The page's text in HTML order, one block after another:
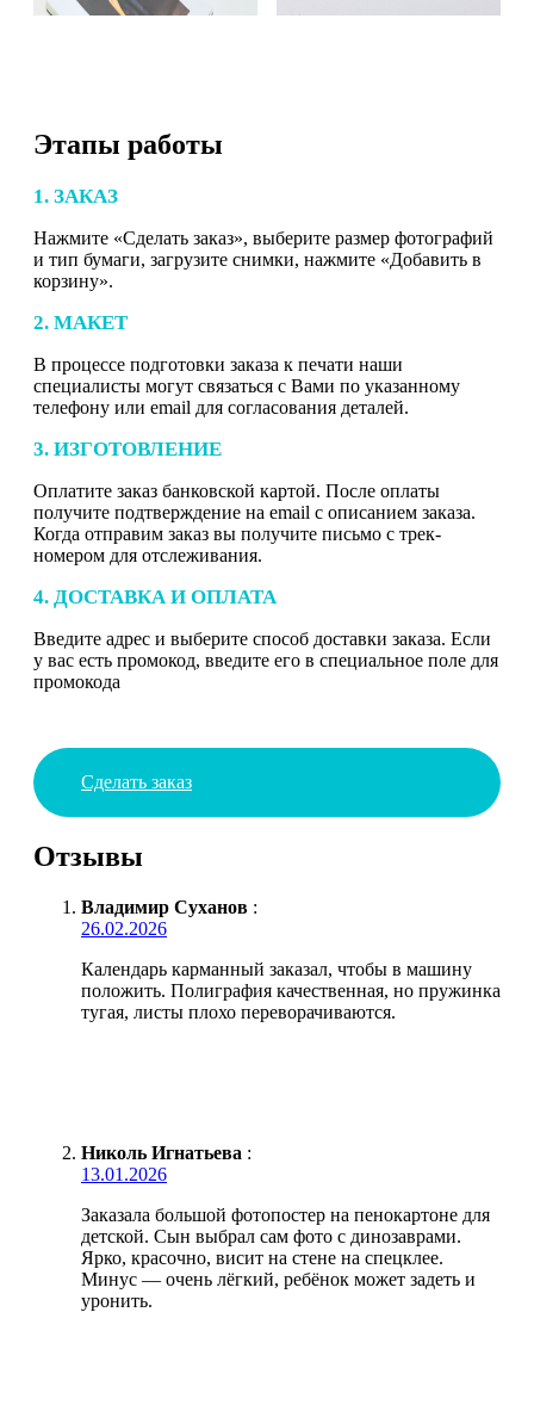
Этапы работы
1. ЗАКАЗ
Нажмите «Сделать заказ», выберите размер фотографий
и тип бумаги, загрузите снимки, нажмите «Добавить в
корзину».
2. МАКЕТ
В процессе подготовки заказа к печати наши
специалисты могут связаться с Вами по указанному
телефону или email для согласования деталей.
3. ИЗГОТОВЛЕНИЕ
Оплатите заказ банковской картой. После оплаты
получите подтверждение на email с описанием заказа.
Когда отправим заказ вы получите письмо с трек-
номером для отслеживания.
4. ДОСТАВКА И ОПЛАТА
Введите адрес и выберите способ доставки заказа. Если
у вас есть промокод, введите его в специальное поле для
промокода
Сделать заказ
Отзывы
Владимир Суханов :
26.02.2026
Календарь карманный заказал, чтобы в машину
положить. Полиграфия качественная, но пружинка
тугая, листы плохо переворачиваются.
Николь Игнатьева :
13.01.2026
Заказала большой фотопостер на пенокартоне для
детской. Сын выбрал сам фото с динозаврами.
Ярко, красочно, висит на стене на спецклее.
Минус — очень лёгкий, ребёнок может задеть и
уронить.